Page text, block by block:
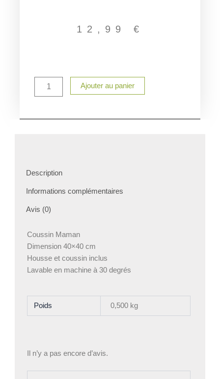
12,99 €
Ajouter au panier
Description
Informations complémentaires
Avis (0)
Coussin Maman
Dimension 40×40 cm
Housse et coussin inclus
Lavable en machine à 30 degrés
Poids 0,500 kg
Il n’y a pas encore d’avis.